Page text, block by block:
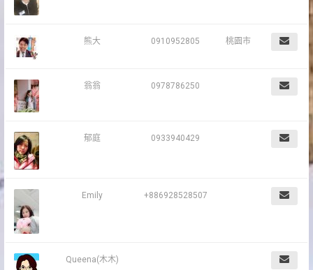
熊大 0910952805 桃園市
翁翁 0978786250
郁庭 0933940429
Emily +886928528507
Queena(木木)